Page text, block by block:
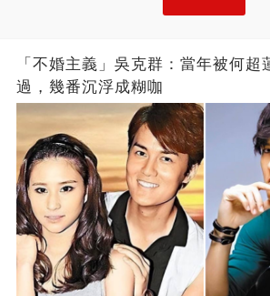
「不婚主義」吳克群：當年被何超
過，幾番沉浮成糊咖